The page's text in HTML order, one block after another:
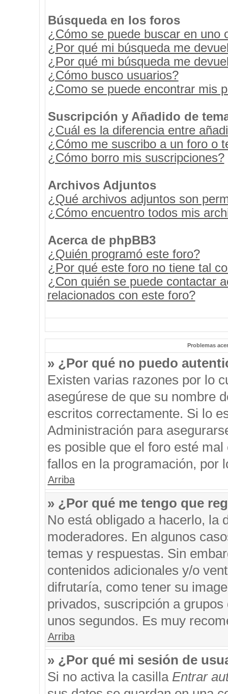
Búsqueda en los foros
¿Cómo se puede buscar en uno
¿Por qué mi búsqueda me
¿Por qué mi búsqueda me
¿Cómo busco usuarios?
¿Como se puede encontrar mis
Suscripción y Añadido de
¿Cuál es la diferencia entre
¿Cómo me suscribo a un foro o
¿Cómo borro mis suscripciones?
Archivos Adjuntos
¿Qué archivos adjuntos son
¿Cómo encuentro todos mis
Acerca de phpBB3
¿Quién programó este foro?
¿Por qué este foro no tiene tal
¿Con quién se puede contactar
relacionados con este foro?
Problemas
» ¿Por qué no puedo
Existen varias razones por lo
asegúrese de que su nombre
escritos correctamente. Si lo
Administración para
es posible que el foro esté
fallos en la programación, por
Arriba
» ¿Por qué me tengo que
No está obligado a hacerlo, la
moderadores. En algunos
temas y respuestas. Sin
contenidos adicionales y/o
difrutaría, como tener su
privados, suscripción a
unos segundos. Es muy
Arriba
» ¿Por qué mi sesión de
Si no activa la casilla Entrar